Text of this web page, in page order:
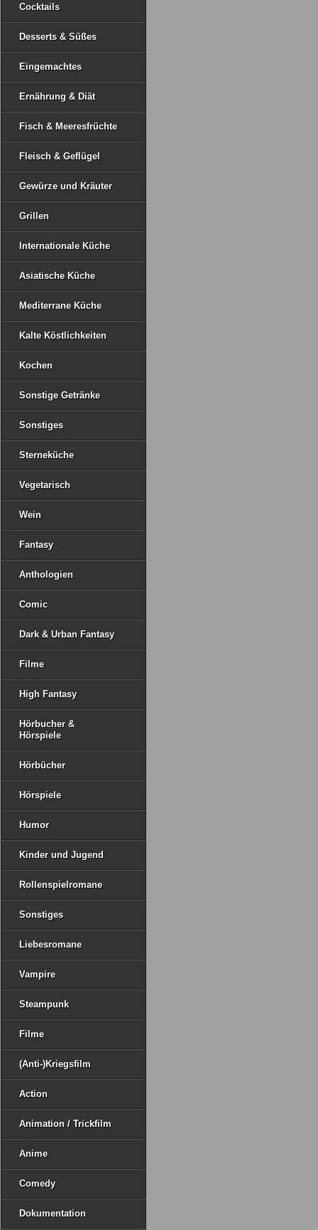
Cocktails
Desserts & Süßes
Eingemachtes
Ernährung & Diät
Fisch & Meeresfrüchte
Fleisch & Geflügel
Gewürze und Kräuter
Grillen
Internationale Küche
Asiatische Küche
Mediterrane Küche
Kalte Köstlichkeiten
Kochen
Sonstige Getränke
Sonstiges
Sterneküche
Vegetarisch
Wein
Fantasy
Anthologien
Comic
Dark & Urban Fantasy
Filme
High Fantasy
Hörbucher &
Hörspiele
Hörbücher
Hörspiele
Humor
Kinder und Jugend
Rollenspielromane
Sonstiges
Liebesromane
Vampire
Steampunk
Filme
(Anti-)Kriegsfilm
Action
Animation / Trickfilm
Anime
Comedy
Dokumentation